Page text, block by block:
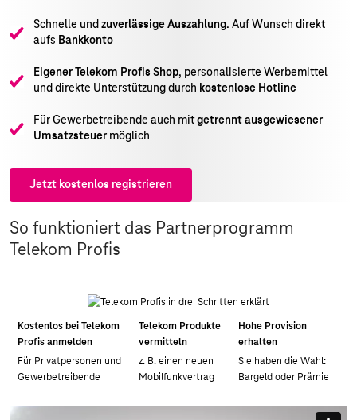
Schnelle und zuverlässige Auszahlung. Auf Wunsch direkt
aufs Bankkonto
Eigener Telekom Profis Shop, personalisierte Werbemittel
und direkte Unterstützung durch kostenlose Hotline
Für Gewerbetreibende auch mitgetrennt ausgewiesener
Umsatzsteuer möglich
Jetzt kostenlos registrieren
So funktioniert das Partnerprogramm
Telekom Profis
Kostenlos bei Telekom
Profis anmelden
Telekom Produkte
vermitteln
Hohe Provision
erhalten
Für Privatpersonen und
Gewerbetreibende
z. B. einen neuen
Mobilfunkvertrag
Sie haben die Wahl:
Bargeld oder Prämie